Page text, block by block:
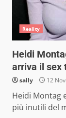
Reality
Heidi
arriva il sex
sally 12
Heidi Montag
più inutili del